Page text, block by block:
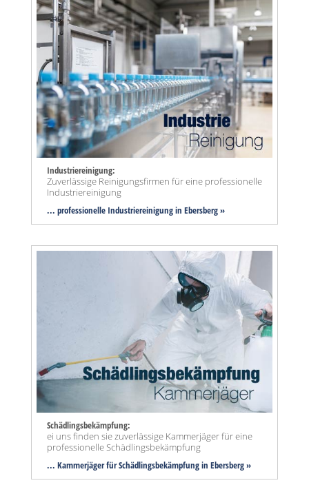
Industriereinigung:
Zuverlässige Reinigungsfirmen für eine professionelle
Industriereinigung
... professionelle Industriereinigung in Ebersberg »
Schädlingsbekämpfung:
ei uns finden sie zuverlässige Kammerjäger für eine
professionelle Schädlingsbekämpfung
... Kammerjäger für Schädlingsbekämpfung in Ebersberg »